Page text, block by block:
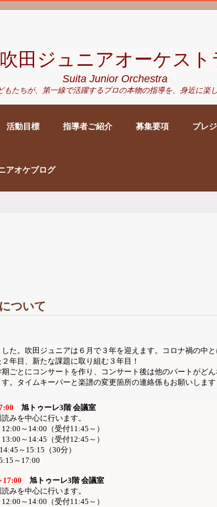
吹田ジュニアオーケスト
Suita Junior Orchestra
たちが、 第一線で活躍するプロの本物の指導を、身近に楽
活動目標 指導者ご紹介 募集要項 プレ
アオケブログ
ついて
た。吹田ジュニアは６月で３年を迎えます。コロナ禍の中
年目、新たな課題に取り組む３年目！
ごとにコンサートを作り、コンサート後は他のパートがど
。タイムキーパーと楽譜の変更箇所の連絡係もお願いしま
旭トゥーレ3 階 会議室
みを中心に行います。
～14:00（受付11:45～）
13:00 ～ 14:45 （受付12:45 ～）
14:45 ～ 15:15 （30分）
～ 17:00
17:00 旭トゥーレ3 階 会議室
みを中心に行います。
～14:00（受付11:45～）